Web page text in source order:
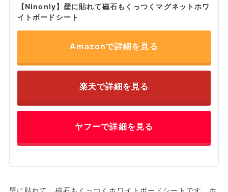
【Ninonly】壁に貼れて磁石もくっつくマグネットホワ
イトボードシート
Amazonで詳細を見る
楽天で詳細を見る
ヤフーで詳細を見る